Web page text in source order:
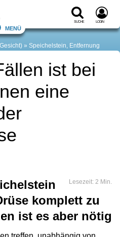
Suche Login
Menü
Speichelstein, Entfernung
ist bei
eine
Lesezeit: 2 Min.
komplett zu
ist es aber nötig